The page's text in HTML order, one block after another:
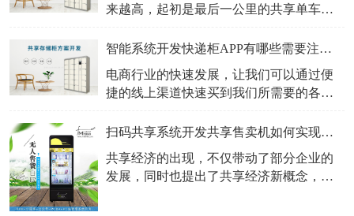
来越高，起初是最后一公里的共享单车，
不承认，随着可共享的物品越来越多，出
过这样一个场景：在机场里，你因为随身
携带过多的行李，由于无人帮忙照看，而
是，在血拼
智能系统开发快递柜APP有哪些需要注意？
电商行业的快速发展，让我们可以通过便
捷的线上渠道快速买到我们所需要的各种
便捷，但是从网上购买商品依然会存在一
用户的手上，虽然说物流速度目前正不断
完善，但是可能最后一公里的物流配送，
扫码共享系统开发共享售卖机如何实现经营收益？
共享经济的出现，不仅带动了部分企业的
发展，同时也提出了共享经济新概念，就